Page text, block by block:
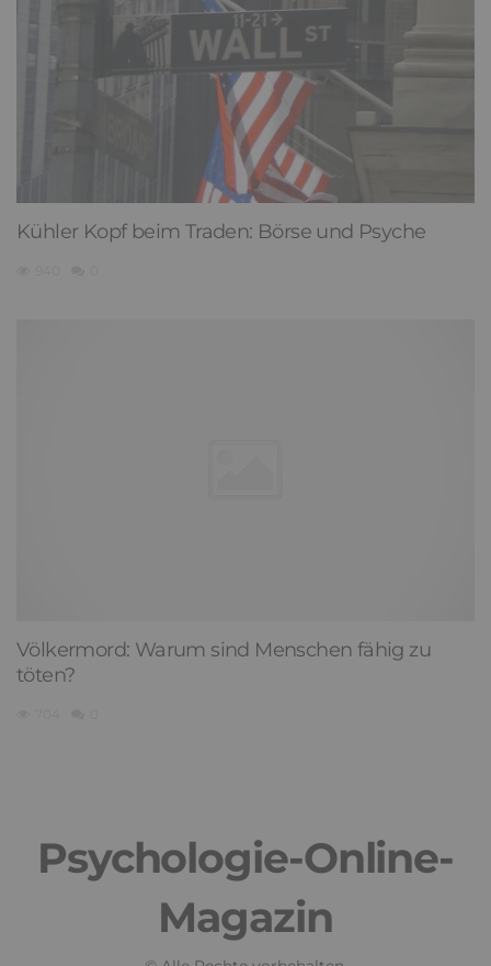
Kühler Kopf beim Traden: Börse und Psyche
Völkermord: Warum sind Menschen fähig zu
töten?
Psychologie-Online-
Magazin